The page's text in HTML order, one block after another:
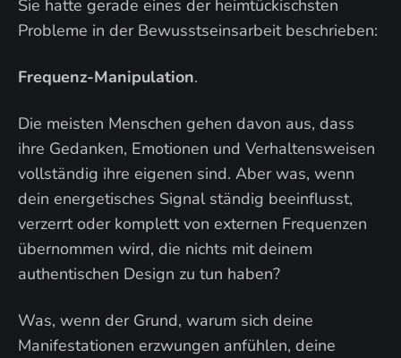
Sie hatte gerade eines der heimtückischsten
Probleme in der Bewusstseinsarbeit beschrieben:
Frequenz-Manipulation.
Die meisten Menschen gehen davon aus, dass
ihre Gedanken, Emotionen und Verhaltensweisen
vollständig ihre eigenen sind. Aber was, wenn
dein energetisches Signal ständig beeinflusst,
verzerrt oder komplett von externen Frequenzen
übernommen wird, die nichts mit deinem
authentischen Design zu tun haben?
Was, wenn der Grund, warum sich deine
Manifestationen erzwungen anfühlen, deine